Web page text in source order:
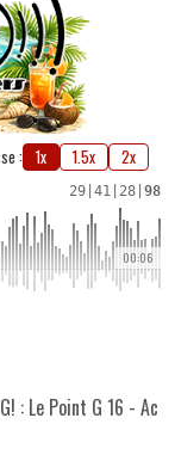
: 1x 1.5x 2x
29 41 28 98
00:06
: Le Point G 16 -